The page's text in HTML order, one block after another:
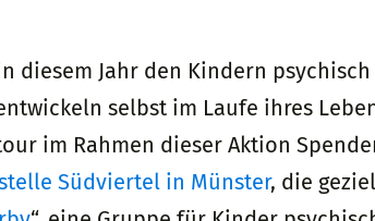
diesem Jahr den Kindern
selbst im Laufe ihres
im Rahmen dieser Aktion
Südviertel in Münster, die